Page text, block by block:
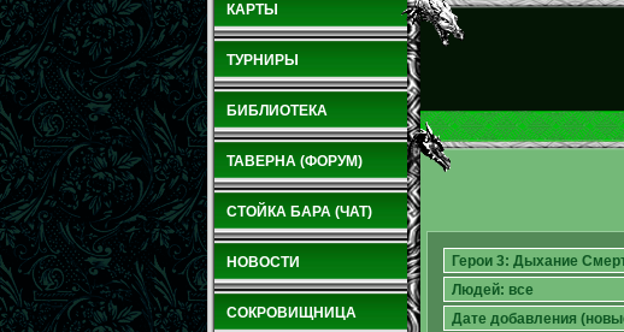
КАРТЫ
ТУРНИРЫ
БИБЛИОТЕКА
ТАВЕРНА (ФОРУМ)
СТОЙКА БАРА (ЧАТ)
НОВОСТИ
СОКРОВИЩНИЦА